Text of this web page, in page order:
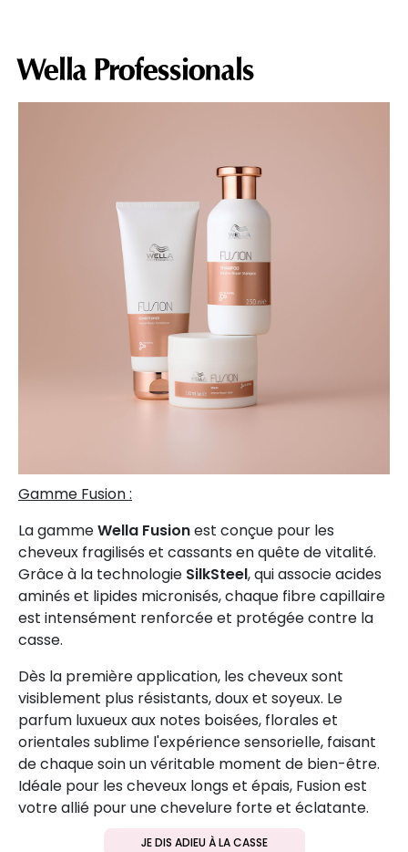
Wella Professionals
Gamme Fusion :
La gammeWella Fusionest conçue pour les
cheveux fragilisés et cassants en quête de vitalité.
Grâce à la technologie SilkSteel, qui associe acides
aminés et lipides micronisés, chaque fibre capillaire
est intensément renforcée et protégée contre la
casse.
Dès la première application, les cheveux sont
visiblement plus résistants, doux et soyeux. Le
parfum luxueux aux notes boisées, florales et
orientales sublime l'expérience sensorielle, faisant
de chaque soin un véritable moment de bien-être.
Idéale pour les cheveux longs et épais, Fusion est
votre allié pour une chevelure forte et éclatante.
JE DIS ADIEU À LA CASSE